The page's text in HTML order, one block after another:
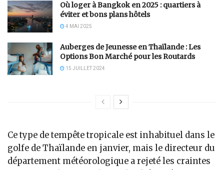
Où loger à Bangkok en 2025 : quartiers à
éviter et bons plans hôtels
4 MAI 2025
Auberges de Jeunesse en Thaïlande : Les
Options Bon Marché pour les Routards
15 JUILLET 2024
Ce type de tempête tropicale est inhabituel dans le
golfe de Thaïlande en janvier, mais le directeur du
département météorologique a rejeté les craintes